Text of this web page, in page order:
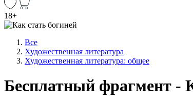
18+
Все
Художественная литература
Художественная литература: общее
Бесплатный фрагмент -